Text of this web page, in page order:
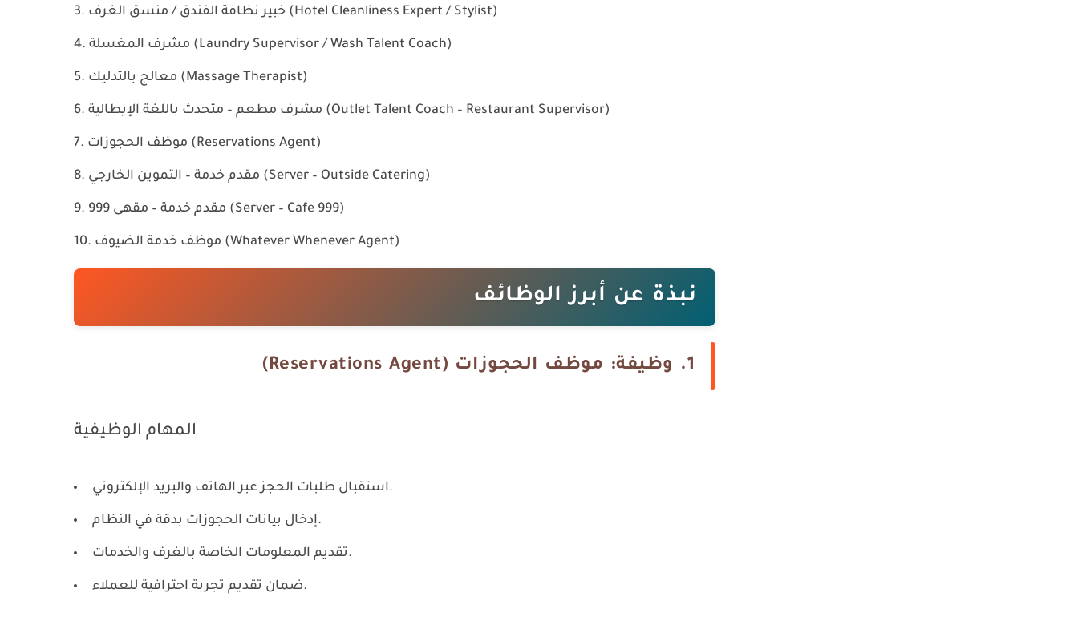
خبير نظافة الفندق / منسق الغرف (Hotel Cleanliness Expert / Stylist)
مشرف المغسلة (Laundry Supervisor / Wash Talent Coach)
معالج بالتدليك (Massage Therapist)
مشرف مطعم – متحدث باللغة الإيطالية (Outlet Talent Coach – Restaurant Supervisor)
موظف الحجوزات (Reservations Agent)
مقدم خدمة – التموين الخارجي (Server – Outside Catering)
مقدم خدمة – مقهى 999 (Server – Cafe 999)
موظف خدمة الضيوف (Whatever Whenever Agent)
نبذة عن أبرز الوظائف
1. وظيفة: موظف الحجوزات (Reservations Agent)
المهام الوظيفية
استقبال طلبات الحجز عبر الهاتف والبريد الإلكتروني.
إدخال بيانات الحجوزات بدقة في النظام.
تقديم المعلومات الخاصة بالغرف والخدمات.
ضمان تقديم تجربة احترافية للعملاء.